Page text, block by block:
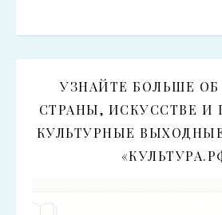
УЗНАЙТЕ БОЛЬШЕ
СТРАНЫ, ИСКУССТВЕ И
КУЛЬТУРНЫЕ